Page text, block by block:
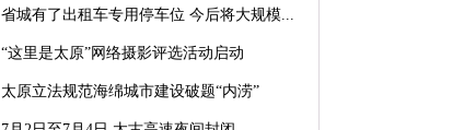
省城有了出租车专用停车位 今后将大规模...
“这里是太原”网络摄影评选活动启动
太原立法规范海绵城市建设破题“内涝”